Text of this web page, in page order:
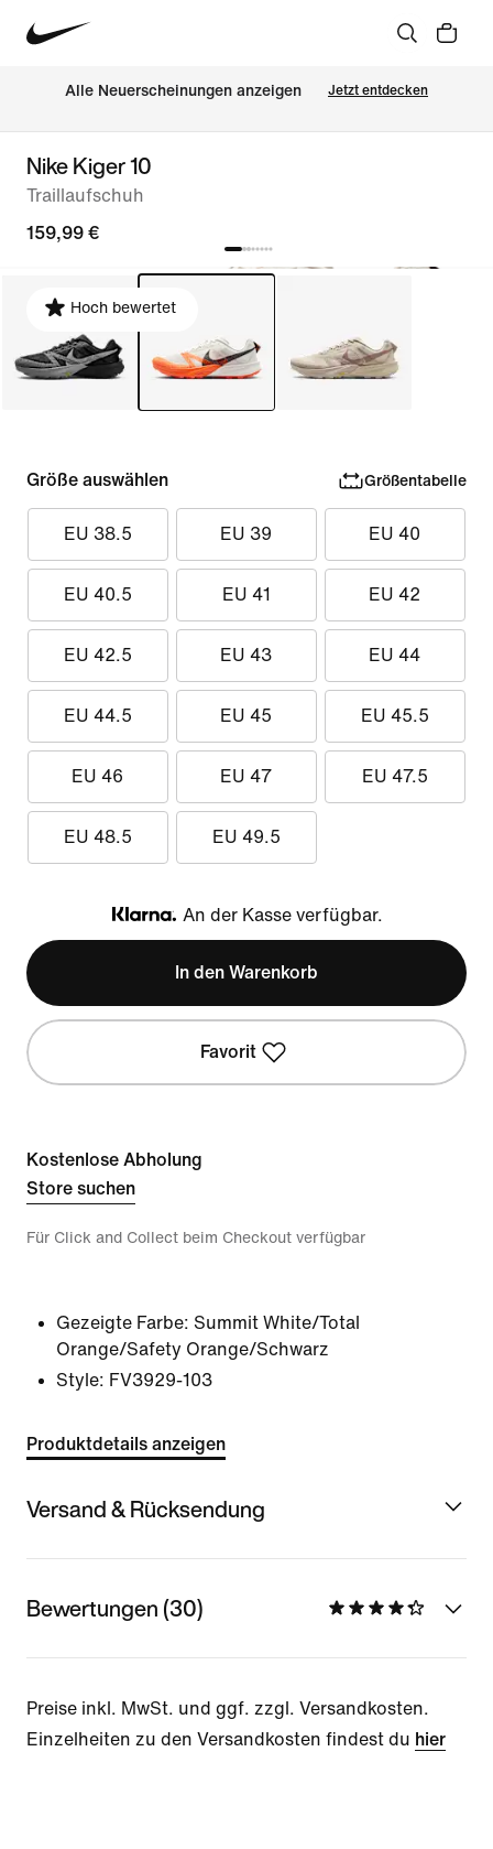
Alle Neuerscheinungen anzeigen Jetzt entdecken
Nike Kiger 10
Traillaufschuh
159,99 €
Hoch bewertet
Größe auswählen Größentabelle
EU 38.5 EU 39 EU 40
EU 40.5 EU 41 EU 42
EU 42.5 EU 43 EU 44
EU 44.5 EU 45 EU 45.5
EU 46 EU 47 EU 47.5
EU 48.5 EU 49.5
Klarna
An der Kasse verfügbar.
In den Warenkorb
Favorit
Kostenlose Abholung
Store suchen
Für Click and Collect beim Checkout verfügbar
Gezeigte Farbe: Summit White/Total
Orange/Safety Orange/Schwarz
Style: FV3929-103
Produktdetails anzeigen
Versand & Rücksendung
Bewertungen (30)
Preise inkl. MwSt. und ggf. zzgl. Versandkosten.
Einzelheiten zu den Versandkosten findest du hier